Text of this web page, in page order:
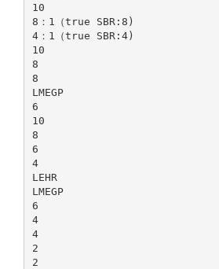
10
8：1（true SBR:8)
4：1（true SBR:4)
10
8
8
LMEGP
6
10
8
6
4
LEHR
LMEGP
6
4
4
2
2